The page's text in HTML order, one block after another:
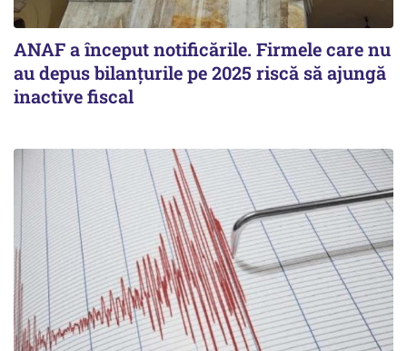
ANAF a început notificările. Firmele care nu
au depus bilanțurile pe 2025 riscă să ajungă
inactive fiscal